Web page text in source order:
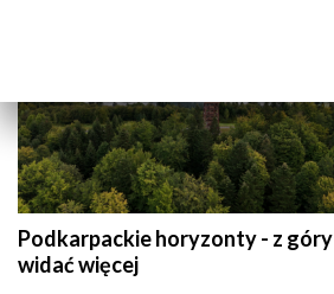
Podkarpackie horyzonty - z góry
widać więcej